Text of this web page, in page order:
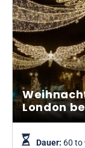
London
Dauer: 60 to